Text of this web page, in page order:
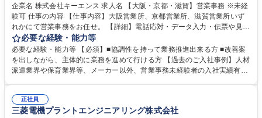
企業名 株式会社キーエンス 求人名 【大阪・京都・滋賀】営業事務 ※未経
験可 仕事の内容 【仕事内容】大阪営業所、京都営業所、滋賀営業所いず
れかにて営業事務をお任せ。 【詳細】電話応対・データ入力・伝票や見積
の作成・カタログ送付・来客対応・営業所内で発生する事務業務や業務改
善をお任せ。 【教育制度】ご入社後、育成担当とペアになりながらOJTに
て業務を覚えていただくことが可能です。業務システムがきちんと構築さ
れているため、スムーズに仕事に慣れることができる環境です。また、
募集職種 【大阪・京都・滋賀】営業事務 ※未経験可
必要な経験・能力等
必要な経験・能力等 【必須】■協調性を持って業務推進出来る方 ■改善案
を出しながら、主体的に業務を進めて行ける方 【過去のご入社事例】人材
派遣業界や保育業界等、メーカー以外、営業事務未経験者の入社実績有
えて、お客様や社員の状況に合わせ、能動的なサポート、改善の動きも期
待され。組織を支えるスペシャリストとして、チームに貢献し、結果的に
正社員
三菱電機プラントエンジニアリング株式会社